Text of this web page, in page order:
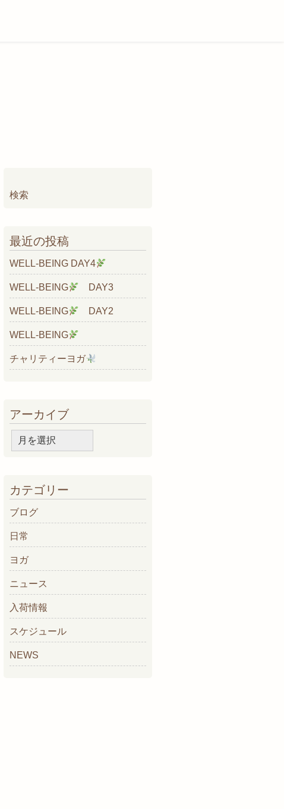
索:
最近の投稿
WELL-BEING DAY4
WELL-BEING DAY3
WELL-BEING DAY2
WELL-BEING
チャリティーヨガ
アーカイブ
ー
ブ
カテゴリー
ブログ
日常
ヨガ
ニュース
入荷情報
スケジュール
NEWS